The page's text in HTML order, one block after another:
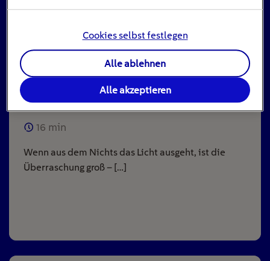
Stromausfall: Das ist zu tun, wenn das Licht
ausgeht
16 min
Wenn aus dem Nichts das Licht ausgeht, ist die
Überraschung groß – […]
Cookies selbst festlegen
Alle ablehnen
Alle akzeptieren